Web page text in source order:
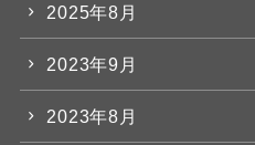
2025年8月
2023年9月
2023年8月